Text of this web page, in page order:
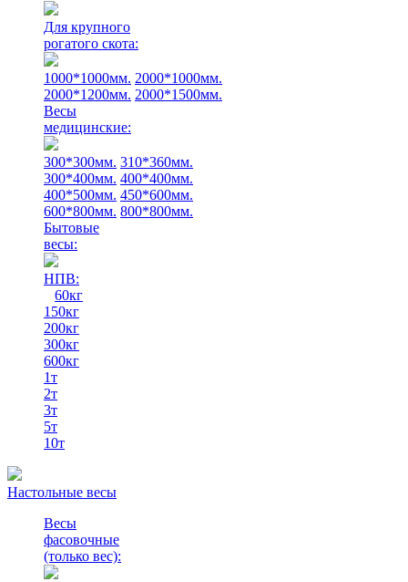
Для крупного
рогатого скота:
1000*1000мм. 2000*1000мм.
2000*1200мм. 2000*1500мм.
Весы
медицинские:
300*300мм. 310*360мм.
300*400мм. 400*400мм.
400*500мм. 450*600мм.
600*800мм. 800*800мм.
Бытовые
весы:
НПВ:
60кг
150кг
200кг
300кг
600кг
1т
2т
3т
5т
10т
Настольные весы
Весы
фасовочные
(только вес):